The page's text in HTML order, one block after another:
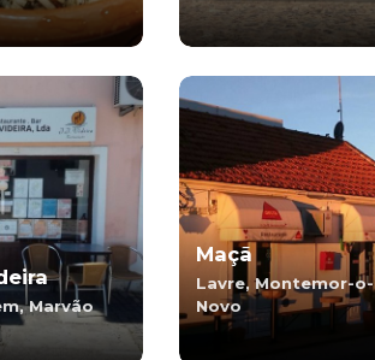
Marvão
Maçã
Lavre, Montemor-o-
Novo